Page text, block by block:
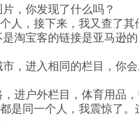
，你发现了什么吗？
人，接下来，我又查了
淘宝客的链接是亚马逊
，进入相同的栏目，你
进户外栏目，体育用品
是同一个人，我震惊了